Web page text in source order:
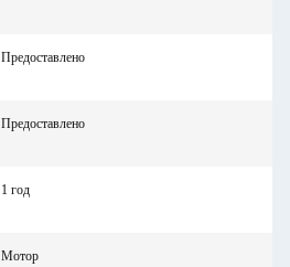
Предоставлено
Предоставлено
1 год
Мотор